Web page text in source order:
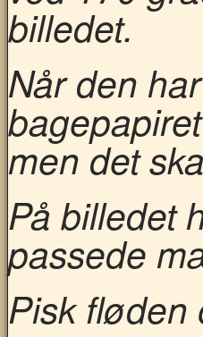
billedet.
Når den
men det
På billedet
passede
Pisk fløden